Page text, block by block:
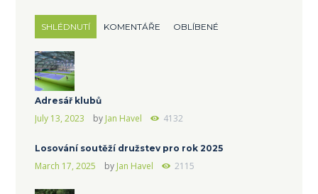
SHLÉDNUTÍ KOMENTÁŘE OBLÍBENÉ
Adresář klubů
July 13, 2023 by Jan Havel 4132
Losování soutěží družstev pro rok 2025
March 17, 2025 by Jan Havel 2115